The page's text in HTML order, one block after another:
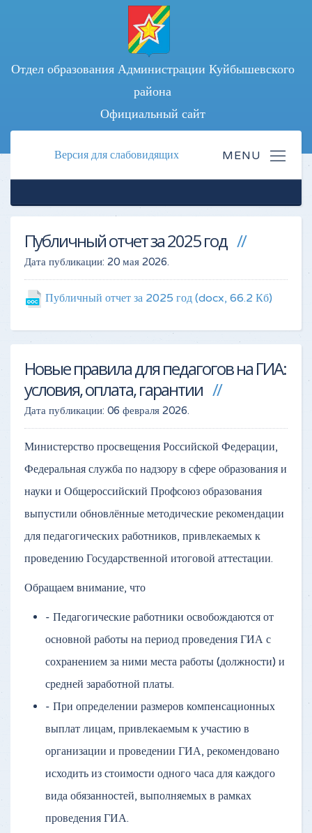
Отдел образования Администрации Куйбышевского
района
Официальный сайт
Версия для слабовидящих
Публичный отчет за 2025 год
Дата публикации: 20 мая 2026.
Публичный отчет за 2025 год (docx, 66.2 Кб)
Новые правила для педагогов на ГИА:
условия, оплата, гарантии
Дата публикации: 06 февраля 2026.
Министерство просвещения Российской Федерации,
Федеральная служба по надзору в сфере образования и
науки и Общероссийский Профсоюз образования
выпустили обновлённые методические рекомендации
для педагогических работников, привлекаемых к
проведению Государственной итоговой аттестации.
Обращаем внимание, что
- Педагогические работники освобождаются от
основной работы на период проведения ГИА с
сохранением за ними места работы (должности) и
средней заработной платы.
- При определении размеров компенсационных
выплат лицам, привлекаемым к участию в
организации и проведении ГИА, рекомендовано
исходить из стоимости одного часа для каждого
вида обязанностей, выполняемых в рамках
проведения ГИА.